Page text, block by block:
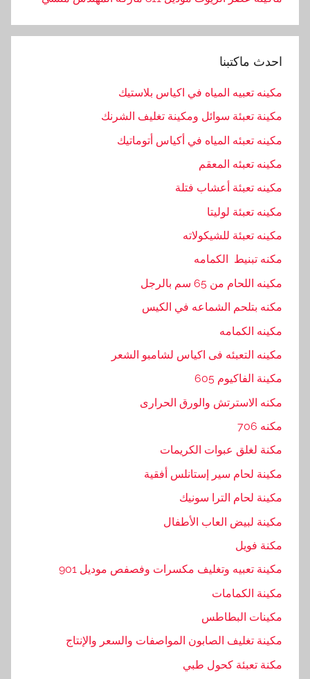
احدث ماكتبنا
مكينه تعبيه المياه في اكياس بلاستيك
مكينة تعبئة سوائل ومكينة تغليف الشرنك
مكينه تعبئه المياه في أكياس أتوماتيك
مكينه تعبئه المعقم
مكينه تعبئة أعشاب فتلة
مكينه تعبئة لوليتا
مكينه تعبئة للشيكولاته
مكنه تبنيط الكمامه
مكينه اللحام من 65 سم بالرجل
مكنه بتلحم الشماعه في الكيس
مكينه الكمامه
مكينه التعبئه فى اكياس لشامبو الشعر
مكينة الفاكيوم 605
مكنه الاسترتش والورق الحرارى
مكنه 706
مكنة لغلق عبوات الكريمات
مكينة لحام سير إستانلس أفقية
مكينة لحام الترا سونيك
مكينة لبيض العاب الأطفال
مكنة فويل
مكينة تعبيه وتغليف مكسرات وفصفص موديل 901
مكينة الكمامات
مكينات البطاطس
مكينة تغليف الصابون المواصفات والسعر والإنتاج
مكنة تعبئة كحول طبي